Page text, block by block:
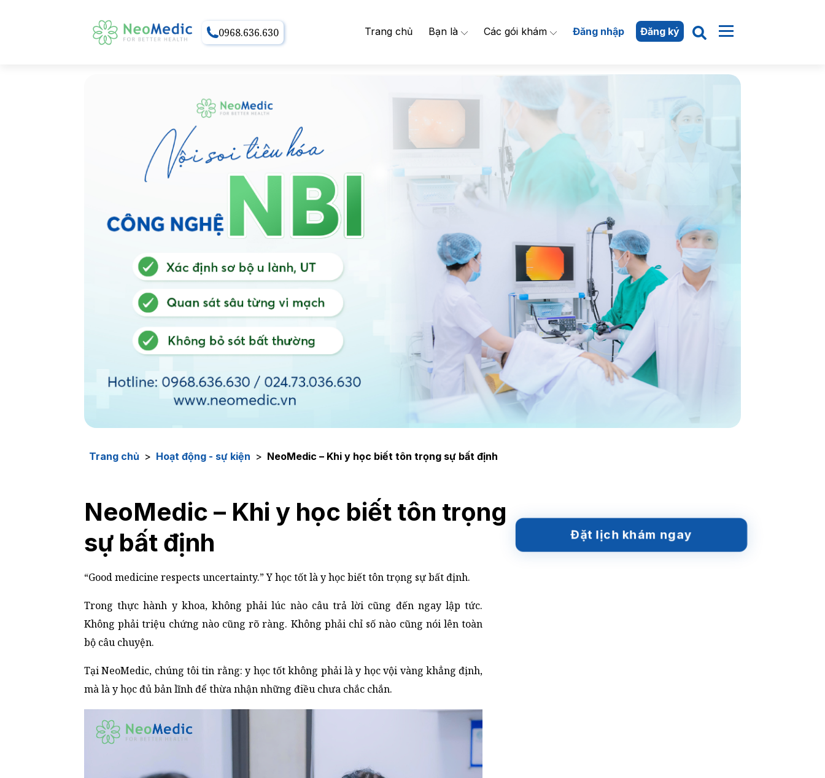
0968.636.630 Trang chủ Bạn là Các gói khám Đăng nhập Đăng ký
Trang chủ > Hoạt động - sự kiện > NeoMedic – Khi y học biết tôn trọng sự bất định
NeoMedic – Khi y học biết tôn trọng
sự bất định
“Good medicine respects uncertainty.” Y học tốt là y học biết tôn trọng sự bất định.
Trong thực hành y khoa, không phải lúc nào câu trả lời cũng đến ngay lập tức.
Không phải triệu chứng nào cũng rõ ràng. Không phải chỉ số nào cũng nói lên toàn
bộ câu chuyện.
Tại NeoMedic, chúng tôi tin rằng: y học tốt không phải là y học vội vàng khẳng định,
mà là y học đủ bản lĩnh để thừa nhận những điều chưa chắc chắn.
Đặt lịch khám ngay